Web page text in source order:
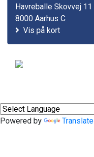
Havreballe Skovvej 11
8000 Aarhus C
Vis på kort
Powered by Translate